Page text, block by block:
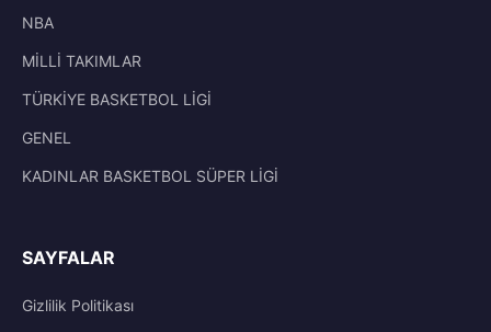
NBA
MİLLİ TAKIMLAR
TÜRKİYE BASKETBOL LİGİ
GENEL
KADINLAR BASKETBOL SÜPER LİGİ
SAYFALAR
Gizlilik Politikası